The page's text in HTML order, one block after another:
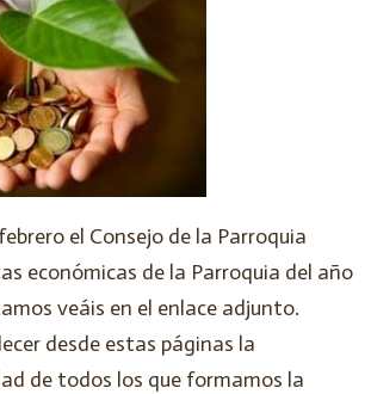
el Consejo de la Parroquia
económicas de la Parroquia del año
veáis en el enlace adjunto.
desde estas páginas la
de todos los que formamos la